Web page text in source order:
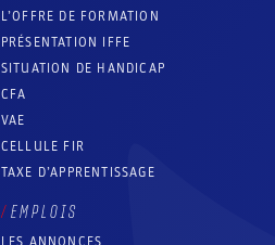
L’OFFRE DE FORMATION
PRÉSENTATION IFFE
SITUATION DE HANDICAP
CFA
VAE
CELLULE FIR
TAXE D’APPRENTISSAGE
EMPLOIS
LES ANNONCES